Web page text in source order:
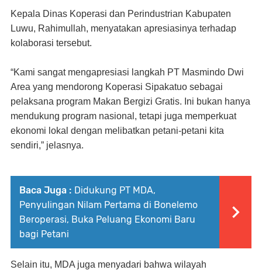
Kepala Dinas Koperasi dan Perindustrian Kabupaten
Luwu, Rahimullah, menyatakan apresiasinya terhadap
kolaborasi tersebut.
“Kami sangat mengapresiasi langkah PT Masmindo Dwi
Area yang mendorong Koperasi Sipakatuo sebagai
pelaksana program Makan Bergizi Gratis. Ini bukan hanya
mendukung program nasional, tetapi juga memperkuat
ekonomi lokal dengan melibatkan petani-petani kita
sendiri,” jelasnya.
Baca Juga : Didukung PT MDA,
Penyulingan Nilam Pertama di Bonelemo
Beroperasi, Buka Peluang Ekonomi Baru
bagi Petani
Selain itu, MDA juga menyadari bahwa wilayah